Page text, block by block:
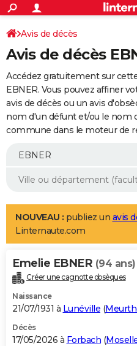
ACTUALITÉS
Politique
Société
Faits Divers
Education
Monde
Villes
+
SPORT
Coupe du monde 2026
Football
Tennis
Cyclisme
Rugby
Forum
Programme TV
TNT
Streaming
Cinéma
Sorties cinéma
Musique
+
FINANCE
Retraite
Epargne
Immobilier
Risques naturels par ville
Banque
Assurance
AUTO
Essais
Réserver un essai
Citadines
Berlines
SUV
Forum auto
+
Mobiles
Meilleur smartphone
Internet
Ordinateurs
Jeux vidéo
Guide high-tech
Aménagement intérieur
LIFESTYLE
Art de vivre
Bien-être
Loisirs
Mode
Modes de vie
Alimentation
Guide de la santé
Maladies
Médicaments
Sommeil
VOYAGE
Destinations
City break
Voyage nature
Voyage de noces
Forum
Climat
+PHOTO
GUIDES D'ACHAT
BONS PLANS
Avis de décès
Avis de décès
Accédez gratuitement sur
EBNER. Vous pouvez affiner
avis de décès ou un avis
nom d'un défunt et/ou le nom
commune dans le moteur de
NOUVEAU : publiez un avis
Linternaute.com
Emelie EBNER (94 ans)
Créer une cagnotte obsèques
Naissance
21/07/1931 à Lunéville (
Décès
17/05/2026 à Forbach (